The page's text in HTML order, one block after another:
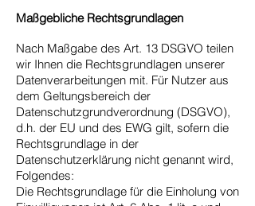
Maßgebliche Rechtsgrundlagen
Nach Maßgabe des Art. 13 DSGVO teilen
wir Ihnen die Rechtsgrundlagen unserer
Datenverarbeitungen mit. Für Nutzer aus
dem Geltungsbereich der
Datenschutzgrundverordnung (DSGVO),
d.h. der EU und des EWG gilt, sofern die
Rechtsgrundlage in der
Datenschutzerklärung nicht genannt wird,
Folgendes:
Die Rechtsgrundlage für die Einholung von